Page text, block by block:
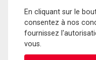
En cliquant sur le
consentez à nos
fournissez
vous.